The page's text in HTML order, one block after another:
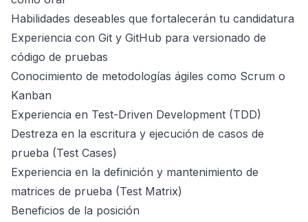
Habilidades deseables que fortalecerán tu candidatura
Experiencia con Git y GitHub para versionado de
código de pruebas
Conocimiento de metodologías ágiles como Scrum o
Kanban
Experiencia en Test-Driven Development (TDD)
Destreza en la escritura y ejecución de casos de
prueba (Test Cases)
Experiencia en la definición y mantenimiento de
matrices de prueba (Test Matrix)
Beneficios de la posición